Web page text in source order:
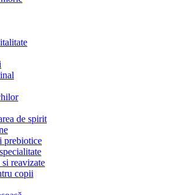
de spirit
prebiotice
reavizate
copii